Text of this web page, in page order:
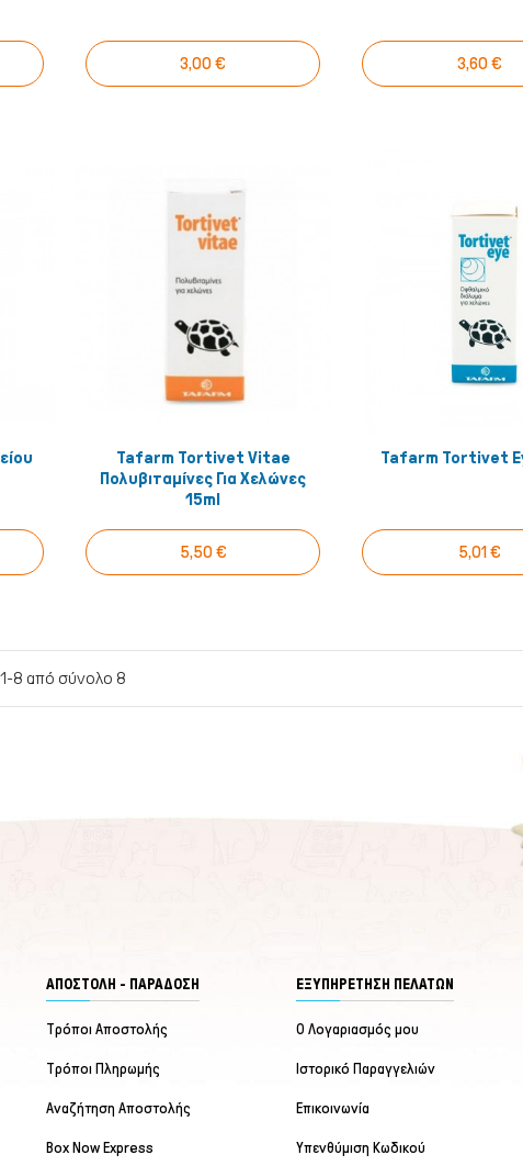
Σπίτια & Πορτάκια
3,00 € 3,60 €
Αγόρασέ το!
Tafarm Tortivet Vitae
Πολυβιταμίνες Για Χελώνες
15ml
5,50 €
Αγόρασέ
Tafarm Tortivet
5,01 €
1-8 από σύνολο 8
ΑΠΟΣΤΟΛΗ - ΠΑΡΑΔΟΣΗ
Τρόποι Αποστολής
Τρόποι Πληρωμής
Αναζήτηση Αποστολής
Box Now Express
ΕΞΥΠΗΡΈΤΗΣΗ ΠΕΛΑΤΏΝ
Ο Λογαριασμός μου
Ιστορικό Παραγγελιών
Επικοινωνία
Υπενθύμιση Κωδικού